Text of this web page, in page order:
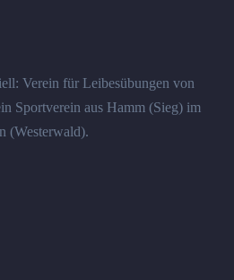
Verein für Leibesübungen von
Sportverein aus Hamm (Sieg) im
(Westerwald).